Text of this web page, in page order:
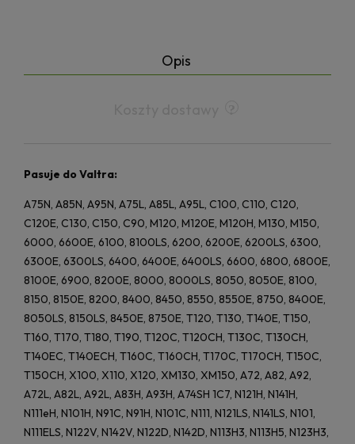
Opis
Pasuje do Valtra:
A75N, A85N, A95N, A75L, A85L, A95L, C100, C110, C120,
C120E, C130, C150, C90, M120, M120E, M120H, M130, M150,
6000, 6600E, 6100, 8100LS, 6200, 6200E, 6200LS, 6300,
6300E, 6300LS, 6400, 6400E, 6400LS, 6600, 6800, 6800E,
8100E, 6900, 8200E, 8000, 8000LS, 8050, 8050E, 8100,
8150, 8150E, 8200, 8400, 8450, 8550, 8550E, 8750, 8400E,
8050LS, 8150LS, 8450E, 8750E, T120, T130, T140E, T150,
T160, T170, T180, T190, T120C, T120CH, T130C, T130CH,
T140EC, T140ECH, T160C, T160CH, T170C, T170CH, T150C,
T150CH, X100, X110, X120, XM130, XM150, A72, A82, A92,
A72L, A82L, A92L, A83H, A93H, A74SH 1C7, N121H, N141H,
N111eH, N101H, N91C, N91H, N101C, N111, N121LS, N141LS, N101,
N111ELS, N122V, N142V, N122D, N142D, N113H3, N113H5, N123H3,